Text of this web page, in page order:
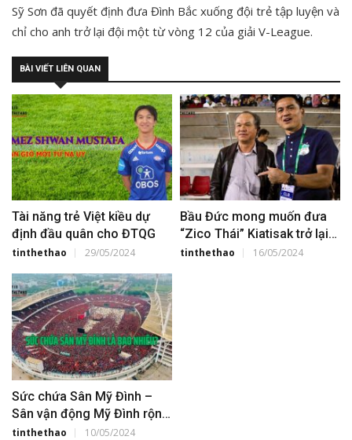
Sỹ Sơn đã quyết định đưa Đình Bắc xuống đội trẻ tập luyện và
chỉ cho anh trở lại đội một từ vòng 12 của giải V-League.
BÀI VIẾT LIÊN QUAN
Tài năng trẻ Việt kiều dự
định đầu quân cho ĐTQG
tinthethao 29/05/2024
Bầu Đức mong muốn đưa
“Zico Thái” Kiatisak trở lại
CAHN
tinthethao 16/05/2024
Sức chứa Sân Mỹ Đình –
Sân vận động Mỹ Đình rộng
bao nhiêu?
tinthethao 10/05/2024